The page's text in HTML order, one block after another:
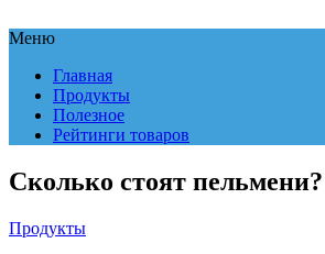
Меню
Главная
Продукты
Полезное
Рейтинги товаров
Сколько стоят пельмени?
Продукты